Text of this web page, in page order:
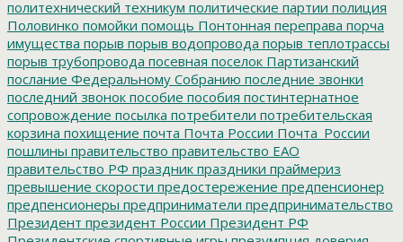
политехнический техникум политические партии полиция
Половинко помойки помощь Понтонная переправа порча
имущества порыв порыв водопровода порыв теплотрассы
порыв трубопровода посевная поселок Партизанский
послание Федеральному Собранию последние звонки
последний звонок пособие пособия постинтернатное
сопровождение посылка потребители потребительская
корзина похищение почта Почта России Почта_России
пошлины правительство правительство ЕАО
правительство РФ праздник праздники праймериз
превышение скорости предостережение предпенсионер
предпенсионеры предприниматели предпринимательство
Президент президент России Президент РФ